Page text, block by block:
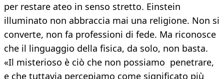
per restare ateo in senso stretto. Einstein
illuminato non abbraccia mai una religione. Non si
converte, non fa professioni di fede. Ma riconosce
che il linguaggio della fisica, da solo, non basta.
«Il misterioso è ciò che non possiamo penetrare,
e che tuttavia percepiamo come significato più